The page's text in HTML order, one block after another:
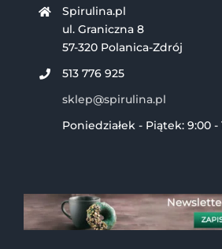
Spirulina.pl
ul. Graniczna 8
57-320 Polanica-Zdrój
513 776 925
sklep@spirulina.pl
Poniedziałek - Piątek: 9:00 -